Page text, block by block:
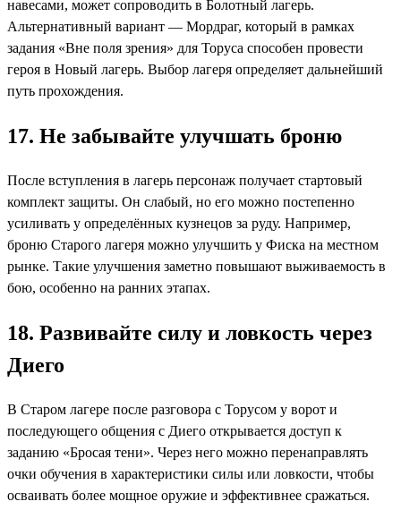
навесами, может сопроводить в Болотный лагерь.
Альтернативный вариант — Мордраг, который в рамках
задания «Вне поля зрения» для Торуса способен провести
героя в Новый лагерь. Выбор лагеря определяет дальнейший
путь прохождения.
17. Не забывайте улучшать броню
После вступления в лагерь персонаж получает стартовый
комплект защиты. Он слабый, но его можно постепенно
усиливать у определённых кузнецов за руду. Например,
броню Старого лагеря можно улучшить у Фиска на местном
рынке. Такие улучшения заметно повышают выживаемость в
бою, особенно на ранних этапах.
18. Развивайте силу и ловкость через
Диего
В Старом лагере после разговора с Торусом у ворот и
последующего общения с Диего открывается доступ к
заданию «Бросая тени». Через него можно перенаправлять
очки обучения в характеристики силы или ловкости, чтобы
осваивать более мощное оружие и эффективнее сражаться.